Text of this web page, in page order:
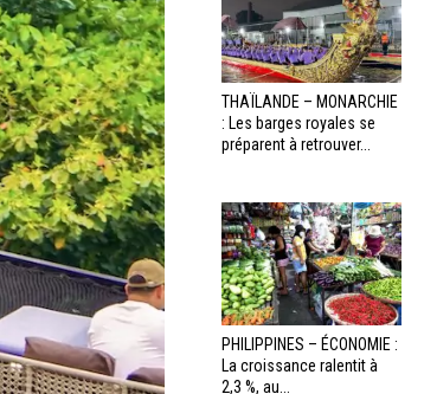
THAÏLANDE – MONARCHIE
: Les barges royales se
préparent à retrouver...
PHILIPPINES – ÉCONOMIE :
La croissance ralentit à
2,3 %, au...